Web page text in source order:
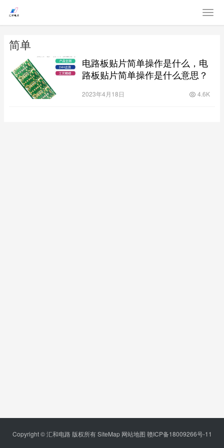
简单
电路板贴片简单操作是什么，电
路板贴片简单操作是什么意思？
2023年4月18日 4.6K
Copyright © 汇和电路 版权所有SiteMap 网站地图 赣ICP备18009266号-11